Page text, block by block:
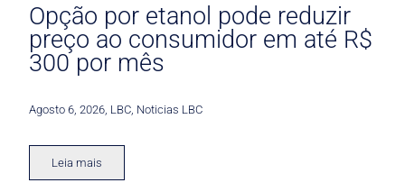
Opção por etanol pode reduzir
preço ao consumidor em até R$
300 por mês
Agosto 6, 2026 LBC Noticias LBC
Leia mais